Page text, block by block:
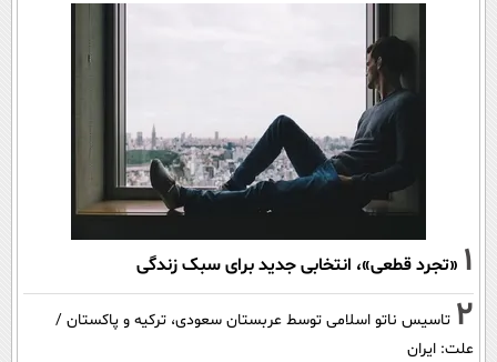
1 «تجرد قطعی»، انتخابی جدید برای سبک زندگی
2 تاسیس ناتو اسلامی توسط عربستان سعودی، ترکیه و پاکستان /
علت: ایران